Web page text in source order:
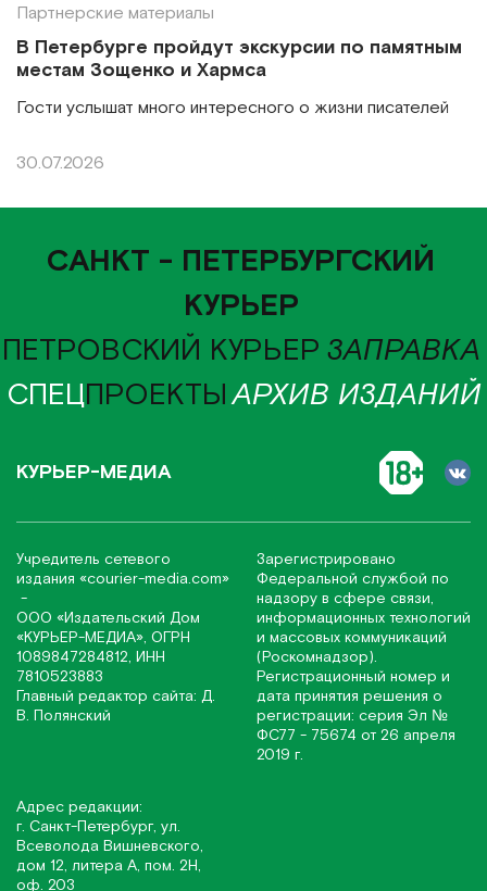
Партнерские материалы
В Петербурге пройдут экскурсии по памятным
местам Зощенко и Хармса
Гости услышат много интересного о жизни писателей
30.07.2026
САНКТ - ПЕТЕРБУРГСКИЙ
КУРЬЕР
ПЕТРОВСКИЙ КУРЬЕР ЗАПРАВКА
СПЕЦПРОЕКТЫАРХИВ ИЗДАНИЙ
КУРЬЕР-МЕДИА
Учредитель сетевого
издания «соurier-media.com»
-
ООО «Издательский Дом
«КУРЬЕР-МЕДИА», ОГРН
1089847284812, ИНН
7810523883
Главный редактор сайта: Д.
В. Полянский
Зарегистрировано
Федеральной службой по
надзору в сфере связи,
информационных технологий
и массовых коммуникаций
(Роскомнадзор).
Регистрационный номер и
дата принятия решения о
регистрации: серия Эл №
ФС77 - 75674 от 26 апреля
2019 г.
Адрес редакции:
г. Санкт-Петербург, ул.
Всеволода Вишневского,
дом 12, литера А, пом. 2Н,
оф. 203